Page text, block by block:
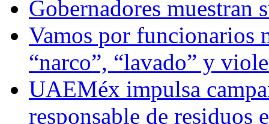
Gobernadores muestran
Vamos por funcionarios
“narco”, “lavado” y
UAEMéx impulsa
responsable de residuos